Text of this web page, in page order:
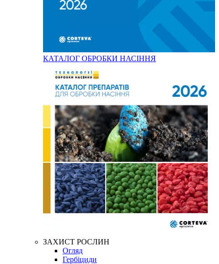
КАТАЛОГ ОБРОБКИ НАСІННЯ
ЗАХИСТ РОСЛИН
Огляд
Гербіциди